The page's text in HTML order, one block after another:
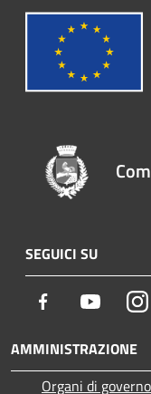
SEGUICI SU
Facebook Youtube
AMMINISTRAZIONE
Organi di governo